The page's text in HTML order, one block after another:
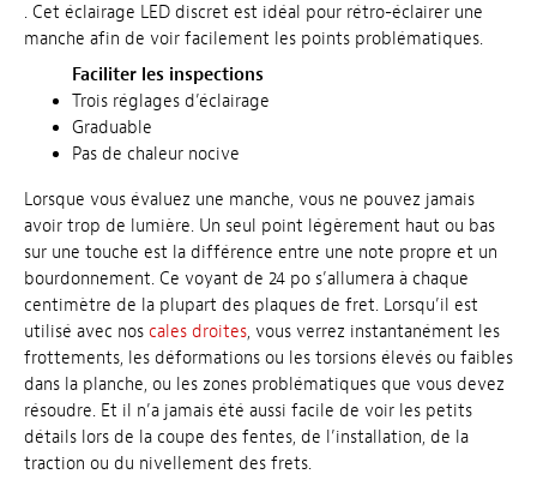
. Cet éclairage LED discret est idéal pour rétro-éclairer une
manche afin de voir facilement les points problématiques.
Faciliter les inspections
Trois réglages d’éclairage
Graduable
Pas de chaleur nocive
Lorsque vous évaluez une manche, vous ne pouvez jamais
avoir trop de lumière. Un seul point légèrement haut ou bas
sur une touche est la différence entre une note propre et un
bourdonnement. Ce voyant de 24 po s’allumera à chaque
centimètre de la plupart des plaques de fret. Lorsqu’il est
utilisé avec nos cales droites, vous verrez instantanément les
frottements, les déformations ou les torsions élevés ou faibles
dans la planche, ou les zones problématiques que vous devez
résoudre. Et il n’a jamais été aussi facile de voir les petits
détails lors de la coupe des fentes, de l’installation, de la
traction ou du nivellement des frets.